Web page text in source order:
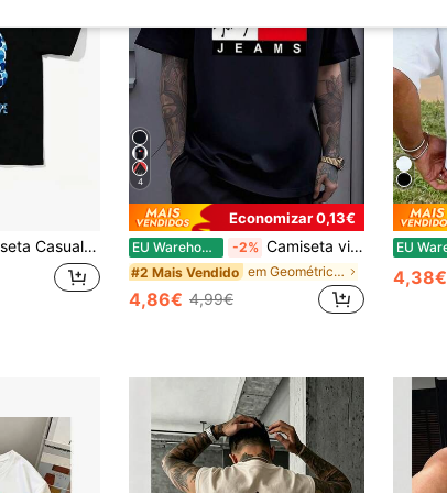
de Cabeça de Macaco - Estilo Americano Simples - Camiseta de Algodão Casual com Gola Redonda
4
Economizar 0,13€
EU Warehouse -2% Camiseta vintage com estampa retangular em preto, branco e vermelho, estilo urbano moderno, blusa casual masculina.
#2 Mais Vendido em Geométrico T-shirts masculinas
4,86€ 4,99€
4,38€